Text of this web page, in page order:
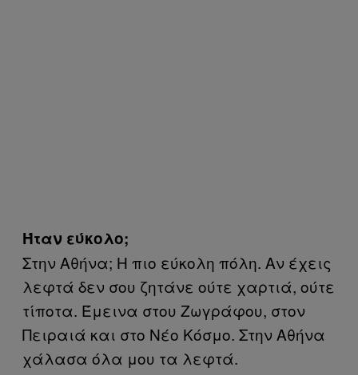
Ήταν εύκολο;
Στην Αθήνα; Η πιο εύκολη πόλη. Αν έχεις
λεφτά δεν σου ζητάνε ούτε χαρτιά, ούτε
τίποτα. Έμεινα στου Ζωγράφου, στον
Πειραιά και στο Νέο Κόσμο. Στην Αθήνα
χάλασα όλα μου τα λεφτά.